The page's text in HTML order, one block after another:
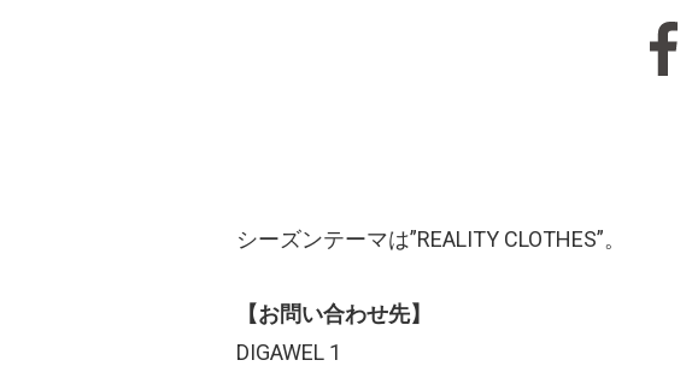
シーズンテーマは”REALITY CLOTHES”。
【お問い合わせ先】
DIGAWEL 1